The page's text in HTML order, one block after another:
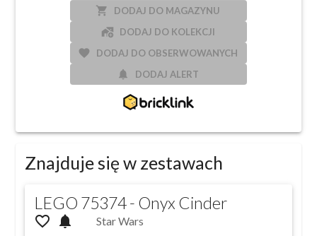
local_grocery_store DODAJ DO MAGAZYNU
add_home_work DODAJ DO KOLEKCJI
favorite DODAJ DO OBSERWOWANYCH
notifications DODAJ ALERT
Znajduje się w zestawach
LEGO 75374 - Onyx Cinder
favorite_outline notifications
Star Wars